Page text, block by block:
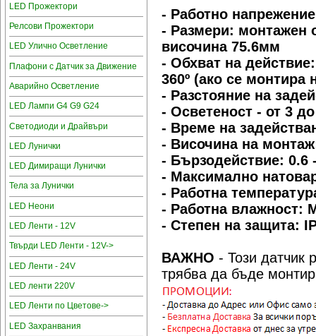
LED Прожектори
Релсови Прожектори
LED Улично Осветление
Плафони с Датчик за Движение
Аварийно Осветление
LED Лампи G4 G9 G24
Светодиоди и Драйвъри
LED Лунички
LED Димиращи Лунички
Тела за Лунички
LED Неони
LED Ленти - 12V
Твърди LED Ленти - 12V->
LED Ленти - 24V
LED ленти 220V
LED Ленти по Цветове->
LED Захранвания
- Работно
- Размери:
височина 75.6мм
- Обхват на
360º (ако се монтира
- Разстояние на
- Осветеност - от 3
- Време на
- Височина на
- Бързодействие: 0.6
- Максималнo
- Работна
- Работна влажност:
- Степен на защита:
ВАЖНО - Този датчик
трябва да бъде